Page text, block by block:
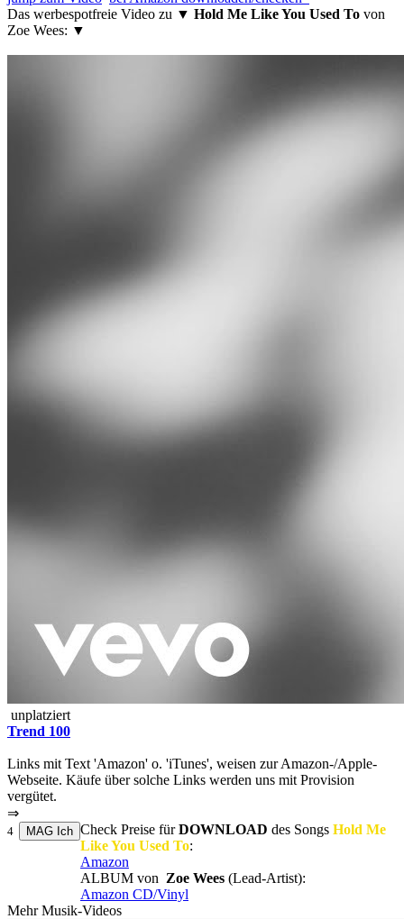
Das werbespotfreie Video zu ▼ Hold Me Like You Used To von
Zoe Wees: ▼
unplatziert
Trend 100
Links mit Text 'Amazon' o. 'iTunes', weisen zur Amazon-/Apple-
Webseite. Käufe über solche Links werden uns mit Provision
vergütet.
⇒
4 Check Preise fürDOWNLOAD des Songs Hold Me
Like You Used To:
Amazon
ALBUM von Zoe Wees (Lead-Artist):
Amazon CD/Vinyl
Mehr Musik-Videos